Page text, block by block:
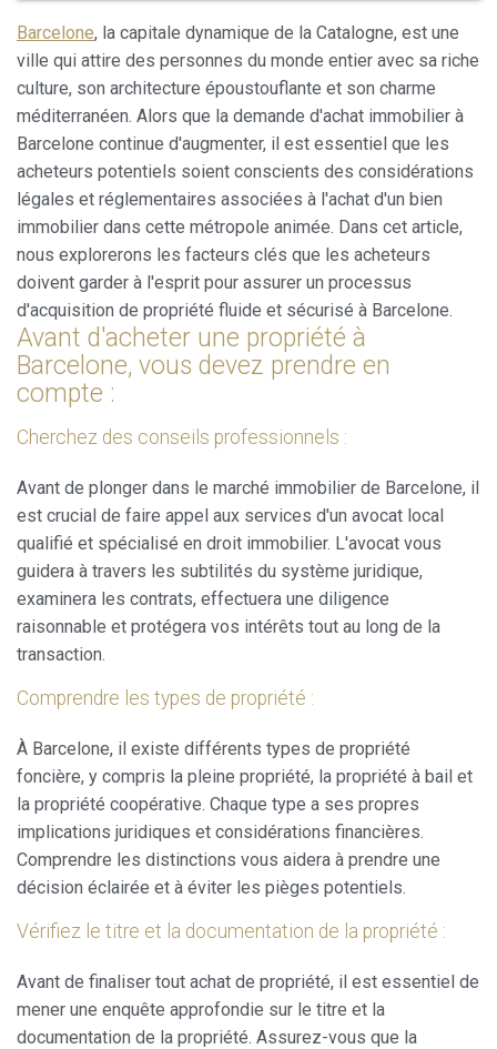
Barcelone, la capitale dynamique de la Catalogne, est une
ville qui attire des personnes du monde entier avec sa riche
culture, son architecture époustouflante et son charme
méditerranéen. Alors que la demande d'achat immobilier à
Barcelone continue d'augmenter, il est essentiel que les
acheteurs potentiels soient conscients des considérations
légales et réglementaires associées à l'achat d'un bien
immobilier dans cette métropole animée. Dans cet article,
nous explorerons les facteurs clés que les acheteurs
doivent garder à l'esprit pour assurer un processus
d'acquisition de propriété fluide et sécurisé à Barcelone.
Avant d'acheter une propriété à
Barcelone, vous devez prendre en
compte :
Cherchez des conseils professionnels :
Avant de plonger dans le marché immobilier de Barcelone, il
est crucial de faire appel aux services d'un avocat local
qualifié et spécialisé en droit immobilier. L'avocat vous
guidera à travers les subtilités du système juridique,
examinera les contrats, effectuera une diligence
raisonnable et protégera vos intérêts tout au long de la
transaction.
Comprendre les types de propriété :
À Barcelone, il existe différents types de propriété
foncière, y compris la pleine propriété, la propriété à bail et
la propriété coopérative. Chaque type a ses propres
implications juridiques et considérations financières.
Comprendre les distinctions vous aidera à prendre une
décision éclairée et à éviter les pièges potentiels.
Vérifiez le titre et la documentation de la propriété :
Avant de finaliser tout achat de propriété, il est essentiel de
mener une enquête approfondie sur le titre et la
documentation de la propriété. Assurez-vous que la
Modifier les cookies
Technique et Fonctionnel
Toujours actif
Ce site Web utilise ses propres cookies pour collecter des
informations afin d'améliorer nos services. Si vous
continuez à naviguer, vous acceptez leur installation.
L'utilisateur a la possibilité de configurer son navigateur,
pouvant, s'il le souhaite, empêcher leur installation sur son
disque dur, même s'il doit garder à l'esprit qu'une telle
action peut entraîner des difficultés de navigation sur le
Ils permettent le suivi et l'analyse du comportement des
utilisateurs de ce site. Les informations collectées via ce
type de cookies sont utilisées pour mesurer l'activité du
Web pour l'élaboration des profils de navigation des
utilisateurs afin d'introduire des améliorations basées sur
l'analyse des données d'utilisation effectuée par les
utilisateurs du service. . Ils nous permettent de
sauvegarder les informations de préférence de l'utilisateur
pour améliorer la qualité de nos services et offrir une
Ces cookies sont utilisés pour stocker des informations sur
les préférences et les choix personnels de l'utilisateur
grâce à l'observation continue de ses habitudes de
navigation. Grâce à eux, nous pouvons connaître les
habitudes de navigation sur le site Web et afficher des
publicités liées au profil de navigation de l'utilisateur.